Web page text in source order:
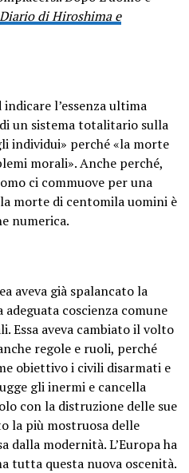
Diario di Hiroshima e
l’essenza ultima
un sistema totalitario sulla
individui» perché «la morte
morali». Anche perché,
ci commuove per una
morte di centomila uomini è
numerica.
aveva già spalancato la
adeguata coscienza comune
Essa aveva cambiato il volto
regole e ruoli, perché
obiettivo i civili disarmati e
gli inermi e cancella
con la distruzione delle sue
la più mostruosa delle
dalla modernità. L’Europa ha
tutta questa nuova oscenità.